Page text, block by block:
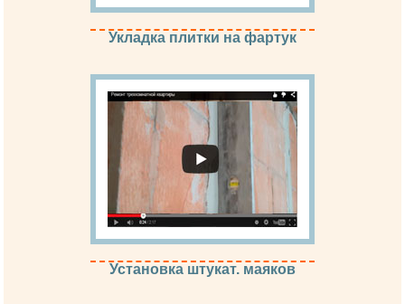
Укладка плитки на фартук
Установка штукат. маяков